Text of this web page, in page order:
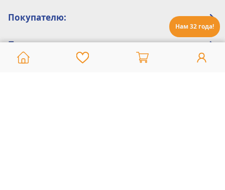
Нам 32 года!
Покупателю:
Помощь: